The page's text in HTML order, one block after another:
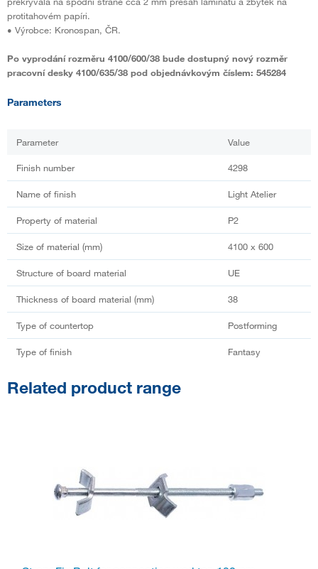
protitahovém papíri.
• Výrobce: Kronospan, ČR.
Po vyprodání rozměru 4100/600/38 bude dostupný nový rozměr
pracovní desky 4100/635/38 pod objednávkovým číslem: 545284
Parameters
Parameter Value
Finish number 4298
Name of finish Light Atelier
Property of material P2
Size of material (mm) 4100 x 600
Structure of board material UE
Thickness of board material (mm) 38
Type of countertop Postforming
Type of finish Fantasy
Related product range